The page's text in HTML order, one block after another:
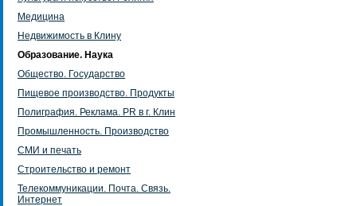
Медицина
Недвижимость в Клину
Образование. Наука
Общество. Государство
Пищевое производство. Продукты
Полиграфия. Реклама. PR в г. Клин
Промышленность. Производство
СМИ и печать
Строительство и ремонт
Телекоммуникации. Почта. Связь.
Интернет